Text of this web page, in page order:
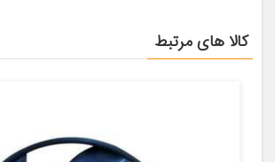
کالا های مرتبط